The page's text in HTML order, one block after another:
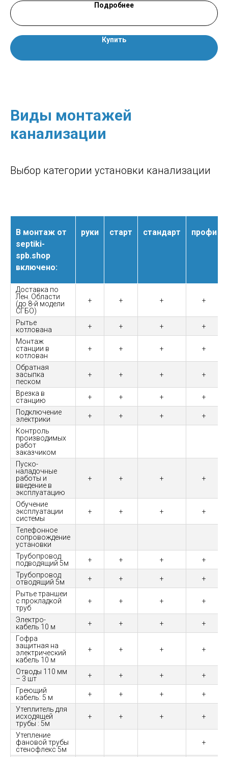
Подробнее
Купить
Виды монтажей
канализации
Выбор категории установки канализации
В монтаж от
septiki-
spb.shop
включено:
руки старт стандарт профи
Доставка по
Лен. Области
(до 8-й модели
СГБО)
+ + + +
Рытье
котлована
+ + +
+
Монтаж
станции в
котлован
+ + + +
Обратная
засыпка
песком
+ + + +
Врезка в
станцию
+ + +
+
Подключение
электрики
+ + +
+
Контроль
производимых
работ
заказчиком
Пуско-
наладочные
работы и
введение в
эксплуатацию
+ + + +
Обучение
эксплуатации
системы
+ + + +
Телефонное
сопровождение
установки
Трубопровод
подводящий 5м
+ + +
+
Трубопровод
отводящий 5м
+ + +
+
Рытье траншеи
с прокладкой
труб
+ + + +
Электро-
кабель 10 м
+ + +
+
Гофра
защитная на
электрический
кабель 10 м
+ + + +
Отводы 110 мм
– 3 шт
+ + +
+
Греющий
кабель: 5 м
+ + +
+
Утеплитель для
исходящей
трубы : 5м
+ + + +
Утепление
фановой трубы
стенофлекс 5м
+